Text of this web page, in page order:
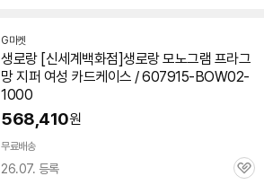
G마켓
생로랑 [신세계백화점]생로랑 모노그램 프라그
망 지퍼 여성 카드케이스 / 607915-BOW02-
1000
568,410원
무료배송
26.07. 등록
관